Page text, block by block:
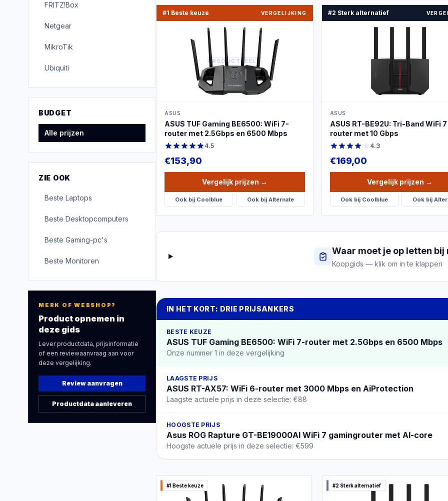
FRITZ!Box
Netgear
MikroTik
Ubiquiti
BUDGET
Alle prijzen
ZIE OOK
Beste Laptops
Beste Desktopcomputers
Beste Gaming-pc's
Beste Monitoren
MERK OF WEBSHOP?
Product opnemen in
deze gids
Lever productdata, prijsinformatie
of een reviewaanvraag aan voor
deze vergelijking.
Review aanvragen
Productdata aanleveren
#1 Beste keuze VERGELIJKING
PRODUCTBEELD
ASUS
ASUS TUF Gaming BE6500: WiFi 7-
router met 2.5Gbps en 6500 Mbps
4.5
€153,90
Vergelijk prijzen →
Ook bij Coolblue Ook bij Alternate
#2 Sterk alternatief
PRODUCTBEELD
ASUS
ASUS RT-BE92U: Tri-Band WiFi 7
router met 10 Gbps
4.3
€169,00
Vergelijk prijzen →
Ook bij Coolblue Ook bij
Waar moet je op letten bij
Koopgids — klik om in te klappen
IN HET KORT: DRIE PRIJSANKERS
BESTE KEUZE
ASUS TUF Gaming BE6500: WiFi 7-router met 2.5Gbps en 6500 Mbps
Onze nummer 1 in deze vergelijking
LAAGSTE PRIJS
ASUS RT-AX57: WiFi 6-router met 3000 Mbps en AiProtection
Laagste actuele prijs in deze selectie: €88
HOOGSTE PRIJS
Asus ROG Rapture GT-BE19000AI WiFi 7 gamingrouter met AI-core
Hoogste actuele prijs in deze selectie: €599
#1 Beste keuze #2 Sterk alternatief